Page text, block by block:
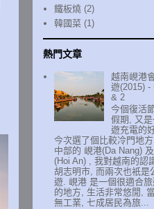
鐵板燒 (2)
韓國菜 (1)
熱門文章
越南峴港
遊(2015) -
& 2
今個復活
假期, 又
遊充電的
今次選了個比較冷門地
中部的 峴港(Da Nang)
(Hoi An) , 我對越南的認
胡志明市, 而兩次也衹是
遊. 峴港 是一個很適合旅
的地方, 生活非常悠閒,
無工業, 七成居民為旅...